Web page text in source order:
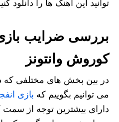
توانید این آهنگ ها را دانلود
بررسی ضرایب
کوروش وانتونز
در بین بخش های مختلفی که
می توانیم بگوییم که بازی
دارای بیشترین توجه از سمت